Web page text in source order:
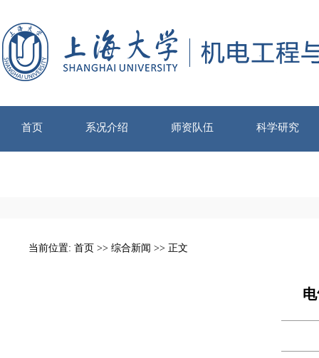
首页 系况介绍 师资队伍 科学研究
当前位置: 首页 >> 综合新闻 >> 正文